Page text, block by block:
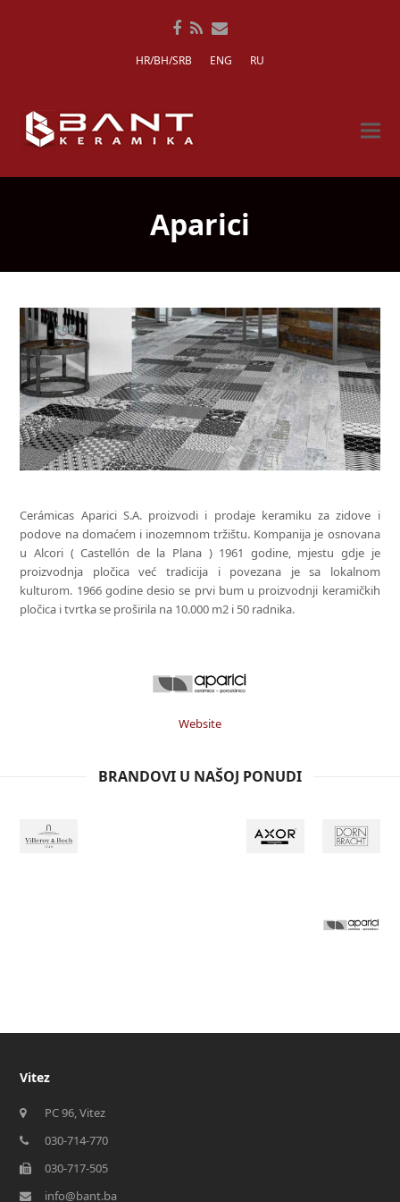
Facebook
RSSEmail
HR/BH/SRB ENG RU
Aparici
Cerámicas Aparici S.A. proizvodi i prodaje keramiku za zidove i
podove na domaćem i inozemnom tržištu. Kompanija je osnovana
u Alcori ( Castellón de la Plana ) 1961 godine, mjestu gdje je
proizvodnja pločica već tradicija i povezana je sa lokalnom
kulturom. 1966 godine desio se prvi bum u proizvodnji keramičkih
pločica i tvrtka se proširila na 10.000 m2 i 50 radnika.
Website
BRANDOVI U NAŠOJ PONUDI
Vitez
PC 96, Vitez
030-714-770
030-717-505
info@bant.ba